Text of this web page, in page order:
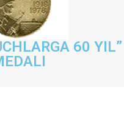
60 YIL”